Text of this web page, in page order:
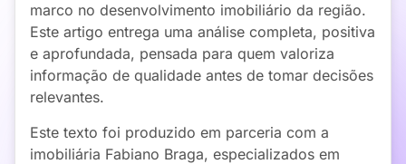
marco no desenvolvimento imobiliário da região.
Este artigo entrega uma análise completa, positiva
e aprofundada, pensada para quem valoriza
informação de qualidade antes de tomar decisões
relevantes.
Este texto foi produzido em parceria com a
imobiliária Fabiano Braga, especializados em